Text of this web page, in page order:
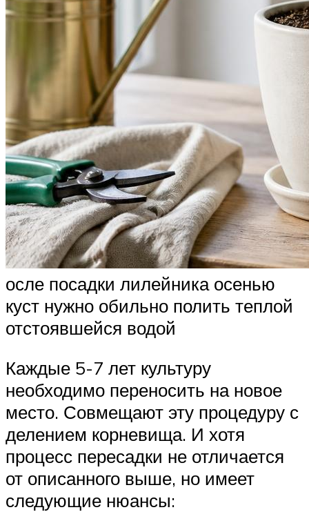
осле посадки лилейника осенью
куст нужно обильно полить теплой
отстоявшейся водой
Каждые 5-7 лет культуру
необходимо переносить на новое
место. Совмещают эту процедуру с
делением корневища. И хотя
процесс пересадки не отличается
от описанного выше, но имеет
следующие нюансы: